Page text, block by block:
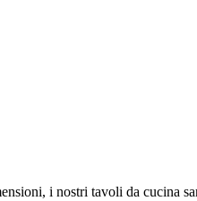
i nostri tavoli da cucina